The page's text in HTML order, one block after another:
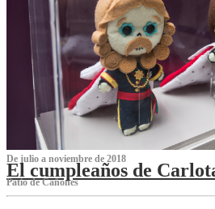
De julio a noviembre de 2018
El cumpleaños de
Patio de Cañones